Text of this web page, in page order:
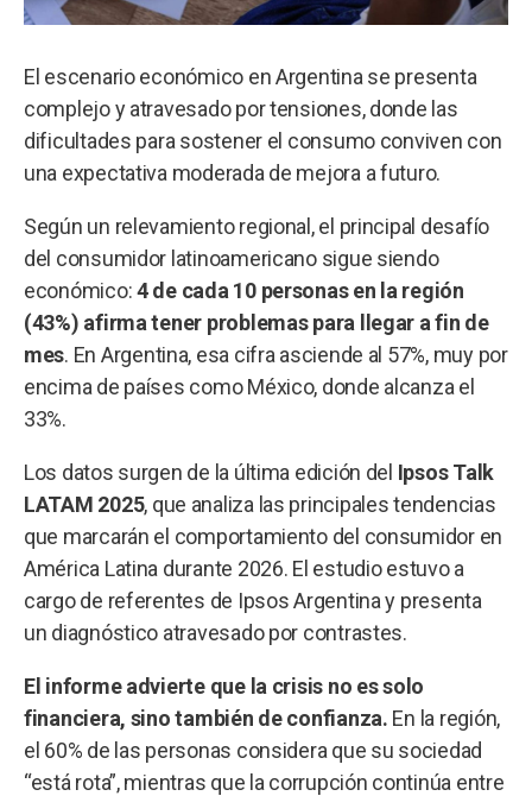
El escenario económico en Argentina se presenta
complejo y atravesado por tensiones, donde las
dificultades para sostener el consumo conviven con
una expectativa moderada de mejora a futuro.
Según un relevamiento regional, el principal desafío
del consumidor latinoamericano sigue siendo
económico:4 de cada 10 personas en la región
(43%) afirma tener problemas para llegar a fin de
mes. En Argentina, esa cifra asciende al 57%, muy por
encima de países como México, donde alcanza el
33%.
Los datos surgen de la última edición del Ipsos Talk
LATAM 2025, que analiza las principales tendencias
que marcarán el comportamiento del consumidor en
América Latina durante 2026. El estudio estuvo a
cargo de referentes de Ipsos Argentina y presenta
un diagnóstico atravesado por contrastes.
El informe advierte que la crisis no es solo
financiera, sino también de confianza. En la región,
el 60% de las personas considera que su sociedad
“está rota”, mientras que la corrupción continúa entre